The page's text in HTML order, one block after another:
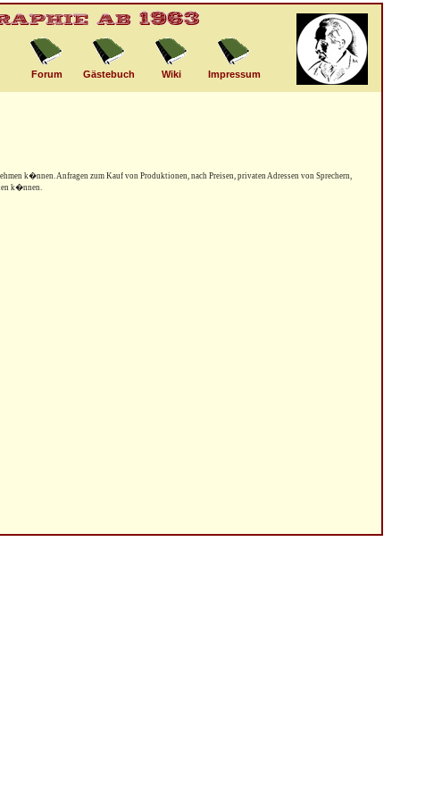
Forum Gästebuch Wiki Impressum
k�nnen. Anfragen zum Kauf von Produktionen, nach Preisen, privaten Adressen von Sprechern,
k�nnen.